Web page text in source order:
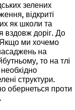
зелених
відкриті
як школи та
вздовж доріг. До
Якщо ми хочемо
на
то на тлі
структури.
обернеться проти